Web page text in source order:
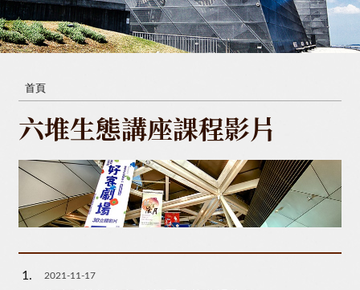
首頁
六堆生態講座課程影片
1 2021-11-17